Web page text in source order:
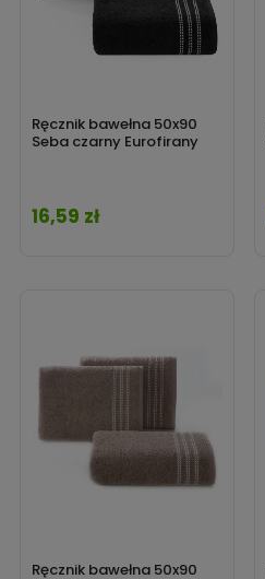
Ręcznik bawełna 50x90
Seba czarny Eurofirany
Cena
16,59 zł
Ręcznik bawełna 50x90